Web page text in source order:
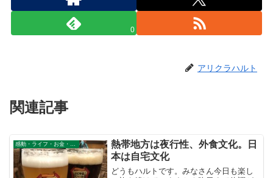
0
アリクラハルト
関連記事
熱帯地方は夜行性、外食文化。日
本は自宅文化
どうもハルトです。みなさん今日も楽し